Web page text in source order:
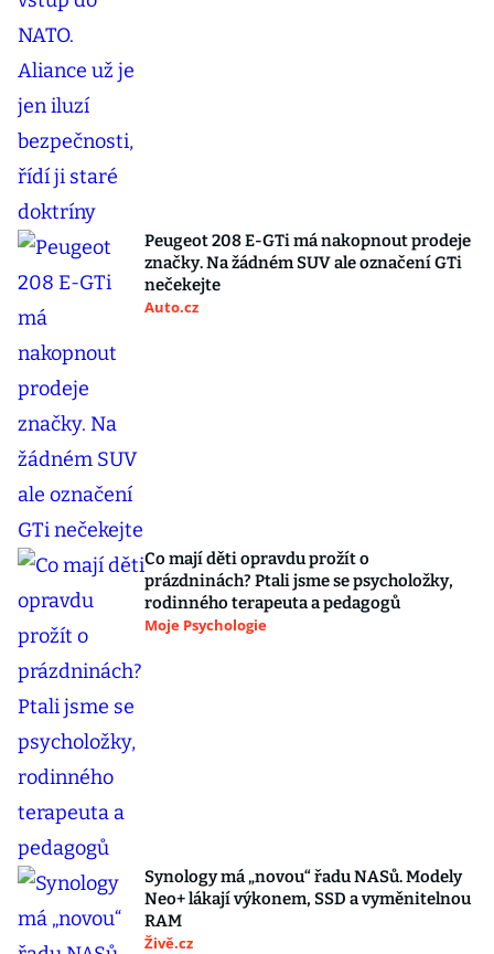
Peugeot 208 E-GTi má nakopnout prodeje
značky. Na žádném SUV ale označení GTi
nečekejte
Auto.cz
Co mají děti opravdu prožít o
prázdninách? Ptali jsme se psycholožky,
rodinného terapeuta a pedagogů
Moje Psychologie
Synology má „novou“ řadu NASů. Modely
Neo+ lákají výkonem, SSD a vyměnitelnou
RAM
Živě.cz